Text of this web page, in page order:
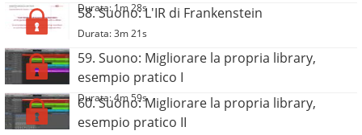
Durata: 1m 28s
58. Suono: L'IR di Frankenstein
Durata: 3m 21s
59. Suono: Migliorare la propria library,
esempio pratico I
Durata: 4m 59s
60. Suono: Migliorare la propria library,
esempio pratico II